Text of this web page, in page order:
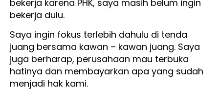
bekerja karena PHK, saya masih belum ingin
bekerja dulu.
Saya ingin fokus terlebih dahulu di tenda
juang bersama kawan – kawan juang. Saya
juga berharap, perusahaan mau terbuka
hatinya dan membayarkan apa yang sudah
menjadi hak kami.